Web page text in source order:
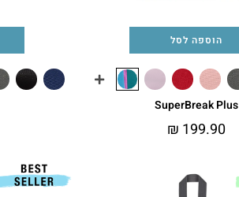
הוספה לסל
SuperBreak Plus
₪ 199.90